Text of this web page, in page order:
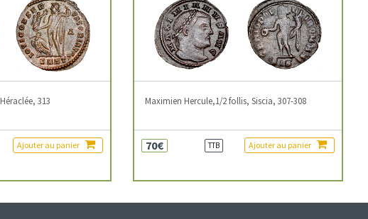
313
Ajouter au panier
Maximien Hercule,1/2 follis, Siscia, 307-308
70€ TTB Ajouter au panier